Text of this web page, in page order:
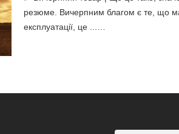
резюме. Вичерпним благом є те, що
експлуатації, це ...…